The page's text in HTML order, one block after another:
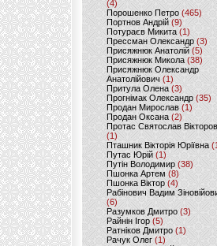
(4)
Порошенко Петро (465)
Портнов Андрій (9)
Потураєв Микита(1)
Прессман Олександр(3)
Присяжнюк Анатолій (5)
Присяжнюк Микола (38)
Присяжнюк Олександр
Анатолійович (1)
Притула Олена (3)
Прогнімак Олександр(35)
Продан Мирослав(1)
Продан Оксана (2)
Протас Святослав
(1)
Пташник Вікторія Юріївна
Путас Юрій (1)
Путін Володимир(38)
Пшонка Артем (8)
Пшонка Віктор(4)
Рабінович Вадим
(6)
Разумков Дмитро (3)
Райнін Ігор(5)
Ратніков Дмитро (1)
Рачук Олег (1)